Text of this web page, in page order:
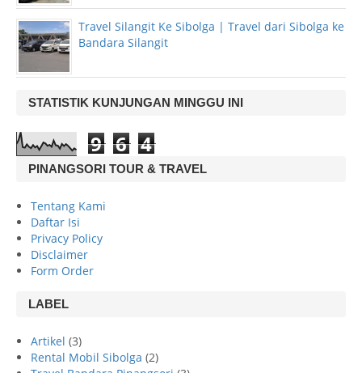
Travel Silangit Ke Sibolga | Travel dari Sibolga ke
Bandara Silangit
STATISTIK KUNJUNGAN MINGGU INI
9 6 4
PINANGSORI TOUR & TRAVEL
Tentang Kami
Daftar Isi
Privacy Policy
Disclaimer
Form Order
LABEL
Artikel (3)
Rental Mobil Sibolga (2)